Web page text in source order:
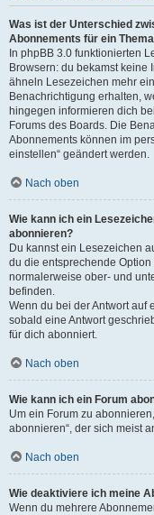
Was ist der Unterschied
Abonnements für ein
In phpBB 3.0 funktionierten
Browsern: du bekamst keine
ähneln Lesezeichen mehr
Benachrichtigung erhalten,
hingegen informieren dich
Forums des Boards. Die
Abonnements können im
einstellen“ geändert werden.
Nach oben
Wie kann ich ein
abonnieren?
Du kannst ein Lesezeichen
du die entsprechende Option
normalerweise ober- und
befinden.
Wenn du bei der Antwort auf
sobald eine Antwort
für dich abonniert.
Nach oben
Wie kann ich ein Forum
Um ein Forum zu
abonnieren“, der sich meist
Nach oben
Wie deaktiviere ich meine
Wenn du mehrere